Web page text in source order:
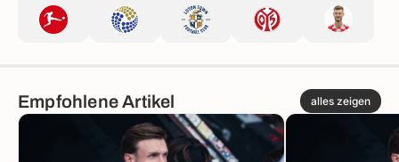
Empfohlene Artikel alles zeigen